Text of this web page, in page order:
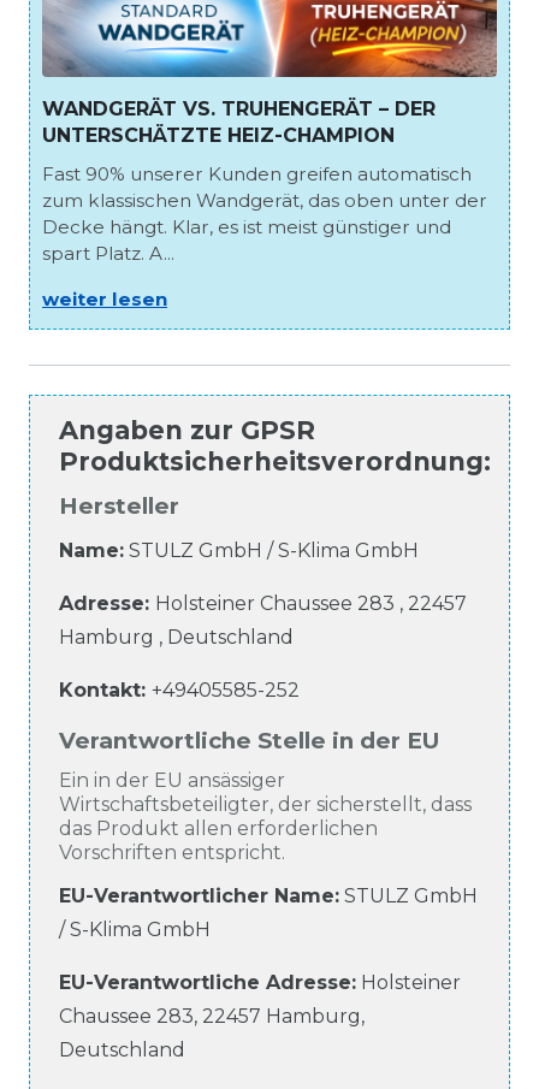
WANDGERÄT VS. TRUHENGERÄT – DER
UNTERSCHÄTZTE HEIZ-CHAMPION
Fast 90% unserer Kunden greifen automatisch
zum klassischen Wandgerät, das oben unter der
Decke hängt. Klar, es ist meist günstiger und
spart Platz. A...
weiter lesen
Angaben zur GPSR
Produktsicherheitsverordnung:
Hersteller
Name: STULZ GmbH / S-Klima GmbH
Adresse: Holsteiner Chaussee 283 , 22457
Hamburg , Deutschland
Kontakt: +49405585-252
Verantwortliche Stelle in der EU
Ein in der EU ansässiger
Wirtschaftsbeteiligter, der sicherstellt, dass
das Produkt allen erforderlichen
Vorschriften entspricht.
EU-Verantwortlicher Name: STULZ GmbH
/ S-Klima GmbH
EU-Verantwortliche Adresse: Holsteiner
Chaussee 283, 22457 Hamburg,
Deutschland